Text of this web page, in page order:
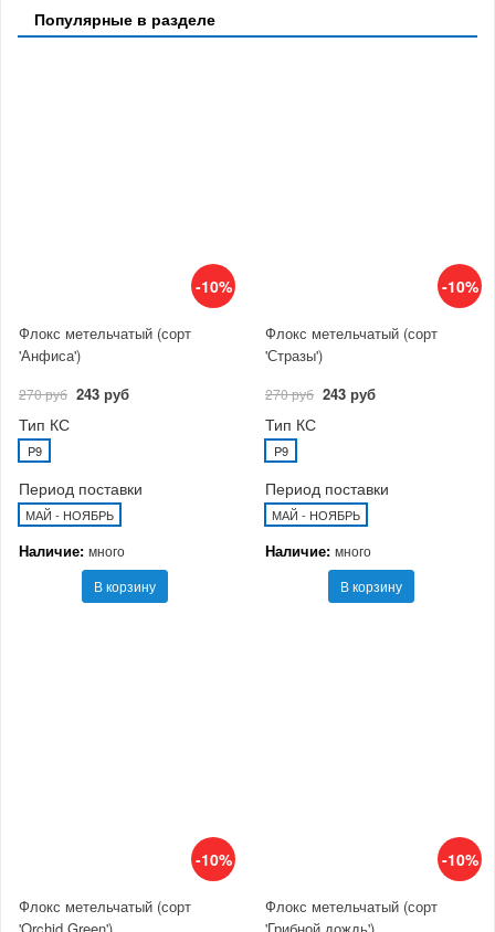
Популярные в разделе
-10%
Флокс метельчатый (сорт
'Анфиса')
270 руб 243 руб
Тип КС
P9
Период поставки
МАЙ - НОЯБРЬ
Наличие: много
В корзину
-10%
Флокс метельчатый (сорт
'Стразы')
270 руб 243 руб
Тип КС
P9
Период поставки
МАЙ - НОЯБРЬ
Наличие: много
В корзину
-10%
Флокс метельчатый (сорт
-10%
Флокс метельчатый (сорт